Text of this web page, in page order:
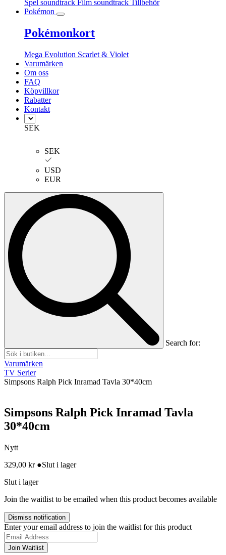
Spel soundtrack Film soundtrack Tillbehör
Pokémon
Pokémonkort
Mega Evolution Scarlet & Violet
Varumärken
Om oss
FAQ
Köpvillkor
Rabatter
Kontakt
SEK
SEK
USD
EUR
Search for:
Varumärken
TV Serier
Simpsons Ralph Pick Inramad Tavla 30*40cm
Simpsons Ralph Pick Inramad Tavla
30*40cm
Nytt
329,00 kr ●Slut i lager
Slut i lager
Join the waitlist to be emailed when this product becomes available
Dismiss notification
Enter your email address to join the waitlist for this product
Join Waitlist